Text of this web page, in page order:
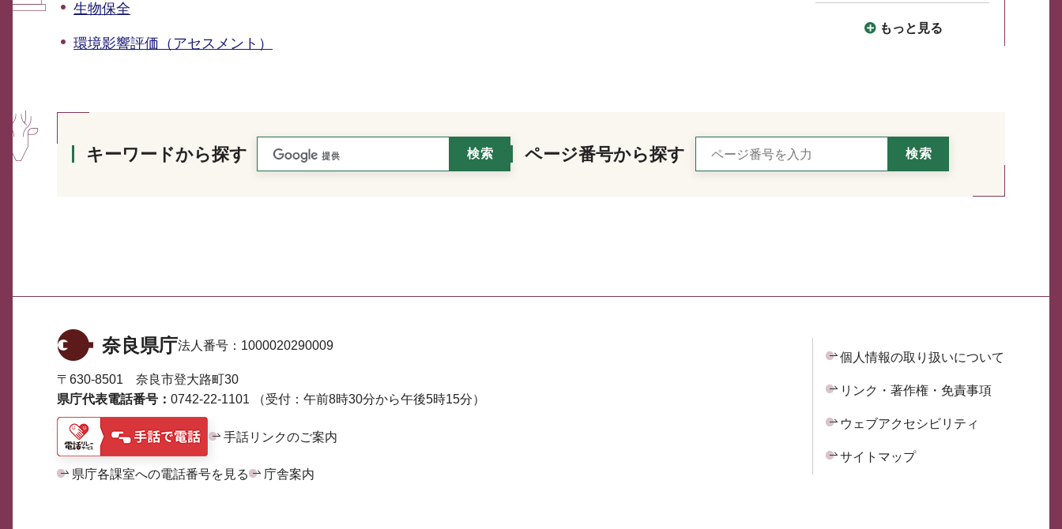
生物保全
環境影響評価（アセスメント）
もっと見る
キーワードから探す ページ番号から探す
奈良県庁法人番号： 1000020290009
〒630-8501 奈良市登大路町30
県庁代表電話番号： 0742-22-1101 （受付：午前8時30分から午後5時15分）
手話リンクのご案内
県庁各課室への電話番号を見る 庁舎案内
個人情報の取り扱いについて
リンク・著作権・免責事項
ウェブアクセシビリティ
サイトマップ